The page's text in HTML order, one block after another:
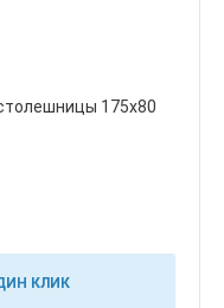
175х80
КЛИК